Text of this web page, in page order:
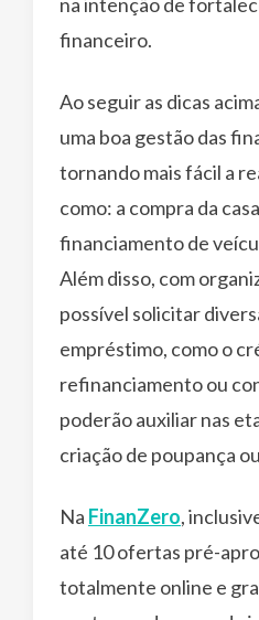
financeiro.
Ao seguir as dicas
uma boa gestão das
tornando mais fácil a
como: a compra da
financiamento de
Além disso, com
possível solicitar
empréstimo, como o
refinanciamento ou
poderão auxiliar nas
criação de poupança
Na FinanZero,
até 10 ofertas pré-
totalmente online e